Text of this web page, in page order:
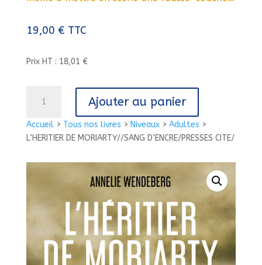
Accueil> Tous nos livres > Niveaux> Adultes >
L’HERITIER DE MORIARTY//SANG D’ENCRE/PRESSES CITE/
19,00 € TTC
Prix HT : 18,01 €
L'HERITIER
DE
Ajouter au panier